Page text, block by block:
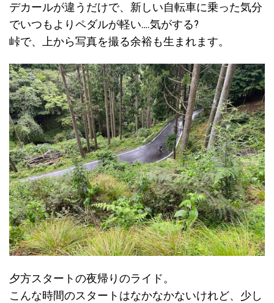
デカールが違うだけで、新しい自転車に乗った気分
でいつもよりペダルが軽い….気がする?
峠で、上から写真を撮る余裕も生まれます。
夕方スタートの夜帰りのライド。
こんな時間のスタートはなかなかないけれど、少し